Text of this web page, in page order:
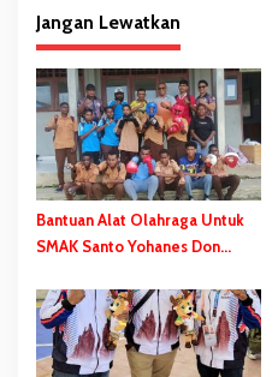
i
p
o
s
Jangan Lewatkan
Bantuan Alat Olahraga Untuk
SMAK Santo Yohanes Don
Masa Depan Bisa Dibangun
Melalui Prestasi